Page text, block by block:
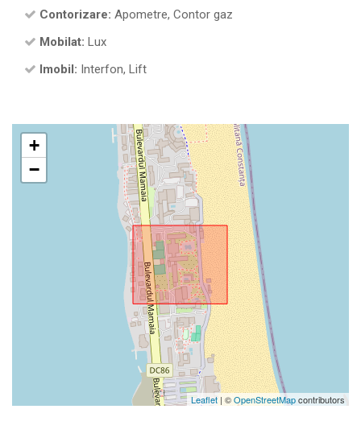
Contorizare: Apometre, Contor gaz
Mobilat: Lux
Imobil: Interfon, Lift
+
−
Leaflet | ©OpenStreetMapcontributors